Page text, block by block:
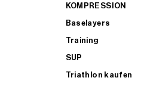
KOMPRESSION
Baselayers
Training
SUP
Triathlon kaufen